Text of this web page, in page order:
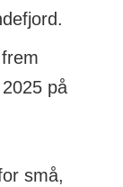
på
små,